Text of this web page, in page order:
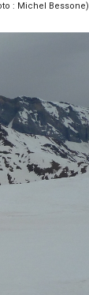
: Michel Bessone)